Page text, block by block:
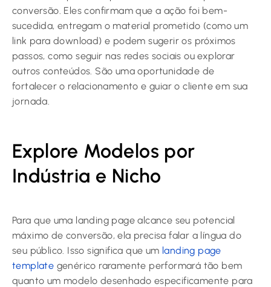
conversão. Eles confirmam que a ação foi bem-
sucedida, entregam o material prometido (como um
link para download) e podem sugerir os próximos
passos, como seguir nas redes sociais ou explorar
outros conteúdos. São uma oportunidade de
fortalecer o relacionamento e guiar o cliente em sua
jornada.
Explore Modelos por
Indústria e Nicho
Para que uma landing page alcance seu potencial
máximo de conversão, ela precisa falar a língua do
seu público. Isso significa que um landing page
template genérico raramente performará tão bem
quanto um modelo desenhado especificamente para